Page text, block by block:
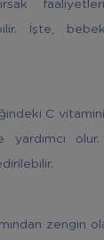
İşte,
C
yardımcı
zengin